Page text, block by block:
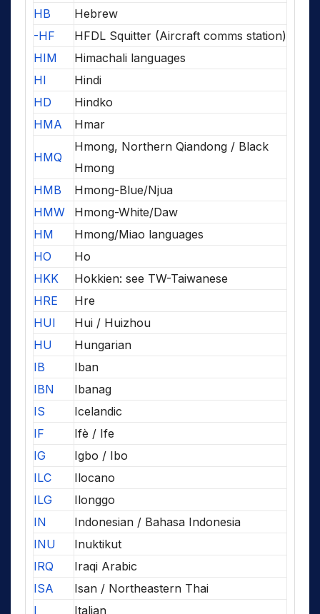
HB
Hebrew
-HF
HFDL Squitter (Aircraft comms station)
HIM
Himachali languages
HI
Hindi
HD
Hindko
HMA
Hmar
HMQ
Hmong, Northern Qiandong / Black
Hmong
HMB
Hmong-Blue/Njua
HMW
Hmong-White/Daw
HM
Hmong/Miao languages
HO
Ho
HKK
Hokkien: see TW-Taiwanese
HRE
Hre
HUI
Hui / Huizhou
HU
Hungarian
IB
Iban
IBN
Ibanag
IS
Icelandic
IF
Ifè / Ife
IG
Igbo / Ibo
ILC
Ilocano
ILG
Ilonggo
IN
Indonesian / Bahasa Indonesia
INU
Inuktikut
IRQ
Iraqi Arabic
ISA
Isan / Northeastern Thai
I
Italian